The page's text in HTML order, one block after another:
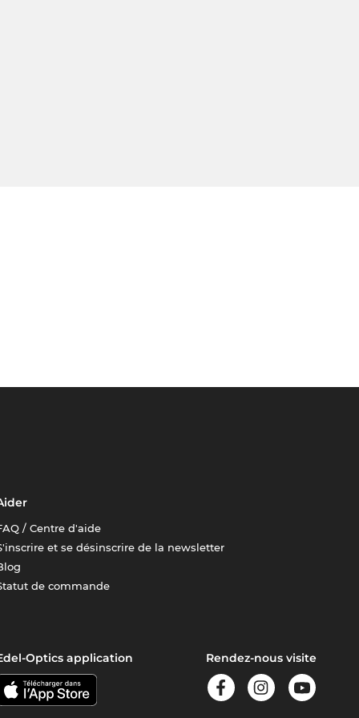
/ Centre d'aide
et se désinscrire de la newsletter
de commande
Optics application Rendez-nous visite